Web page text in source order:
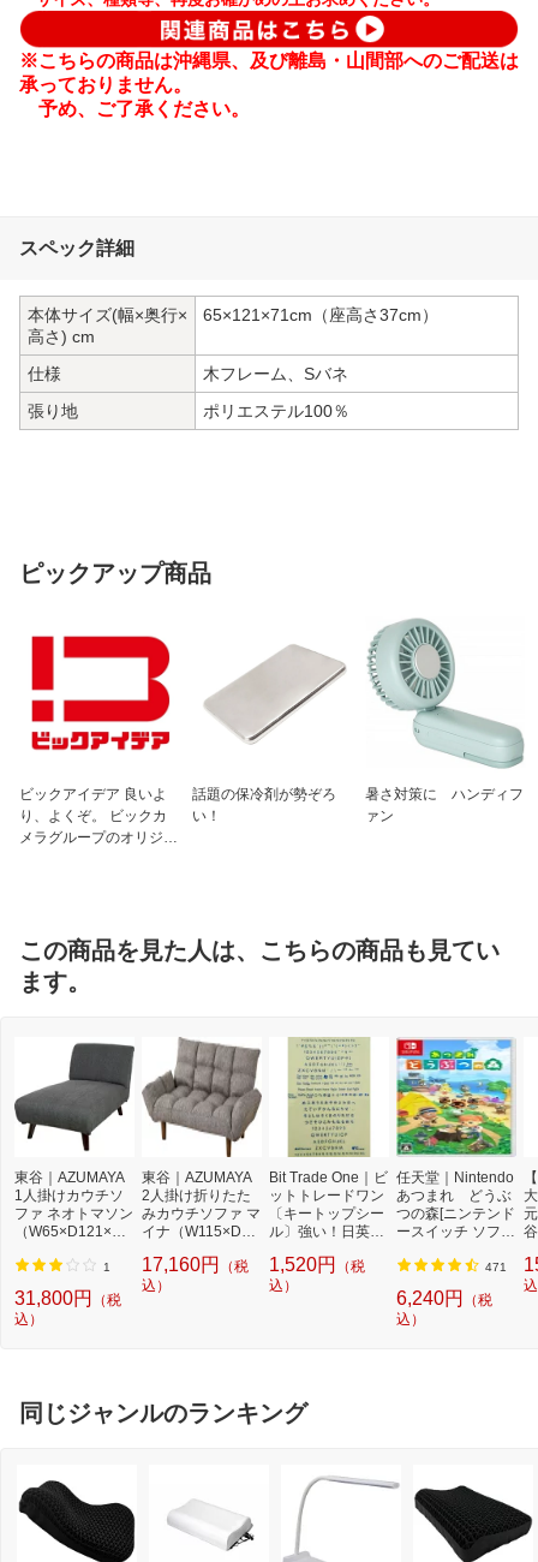
※こちらの商品は沖縄県、及び離島・山間部へのご配送は
承っておりません。
予め、ご了承ください。
スペック詳細
本体サイズ(幅×奥行×
高さ) cm
65×121×71cm（座高さ37cm）
仕様
木フレーム、Sバネ
張り地
ポリエステル100％
ピックアップ商品
ビックアイデア 良いよ
り、よくぞ。 ビックカ
メラグループのオリジナ
話題の保冷剤が勢ぞろ
い！
暑さ対策に ハンディフ
ァン
この商品を見た人は、こちらの商品も見てい
ます。
東谷｜AZUMAYA
1人掛けカウチソ
ファ ネオトマソン
（W65×D121×H7
96GY グレー[SS9
1
31,800円
（税
込）
東谷｜AZUMAYA
2人掛け折りたた
みカウチソファ マ
イナ（W115×D5
H26/14cm） ブラ
ウン LSS-19BR
17,160円
（税
込）
Bit Trade One｜ビ
ットトレードワン
〔キートップシー
ル〕強い！日英対
プシールセット ブ
ルー DYKTSBL
1,520円
（税
込）
任天堂｜Nintendo
あつまれ どうぶ
つの森[ニンテンド
ースイッチ ソフ
471
6,240円
（税
込）
同じジャンルのランキング